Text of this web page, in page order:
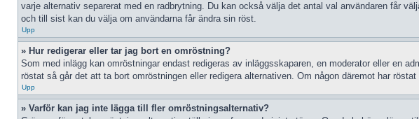
varje alternativ separerat med en radbrytning. Du kan också välja det antal val användaren får
och till sist kan du välja om användarna får ändra sin röst.
Upp
» Hur redigerar eller tar jag bort en omröstning?
Som med inlägg kan omröstningar endast redigeras av inläggsskaparen, en moderator eller en
röstat så går det att ta bort omröstningen eller redigera alternativen. Om någon däremot har
Upp
» Varför kan jag inte lägga till fler omröstningsalternativ?